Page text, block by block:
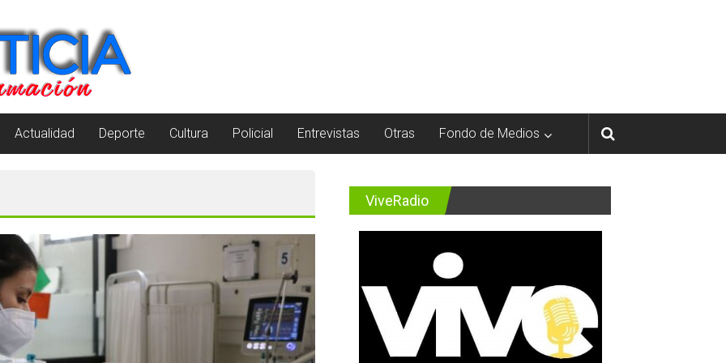
Actualidad Deporte Cultura Policial Entrevistas Otras Fondo de Medios
ViveRadio